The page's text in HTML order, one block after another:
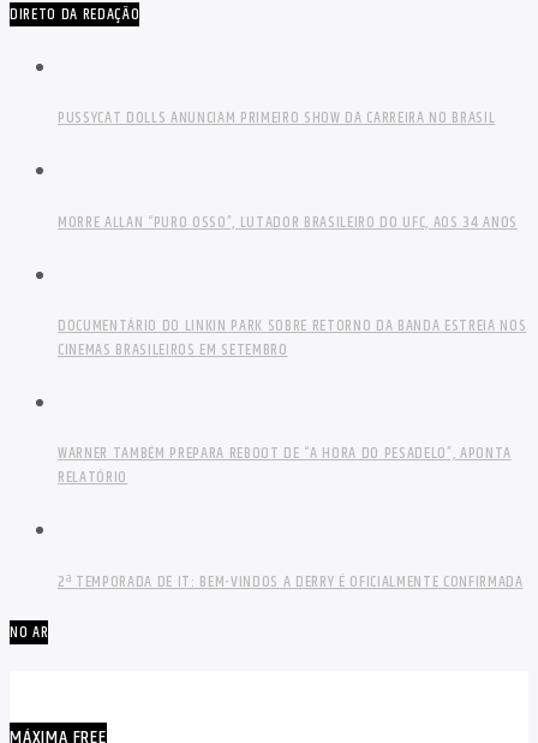
DIRETO DA REDAÇÃO
PUSSYCAT DOLLS ANUNCIAM PRIMEIRO SHOW DA CARREIRA NO BRASIL
MORRE ALLAN “PURO OSSO”, LUTADOR BRASILEIRO DO UFC, AOS 34 ANOS
DOCUMENTÁRIO DO LINKIN PARK SOBRE RETORNO DA BANDA ESTREIA NOS
CINEMAS BRASILEIROS EM SETEMBRO
WARNER TAMBÉM PREPARA REBOOT DE “A HORA DO PESADELO”, APONTA
RELATÓRIO
2ª TEMPORADA DE IT: BEM-VINDOS A DERRY É OFICIALMENTE CONFIRMADA
NO AR